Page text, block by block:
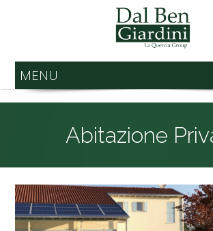
MENU
Abitazione